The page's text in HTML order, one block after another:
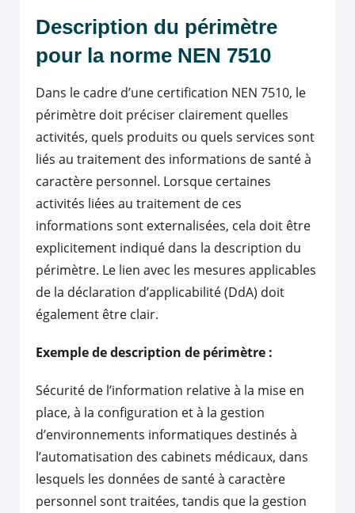
Description du périmètre
pour la norme NEN 7510
Dans le cadre d’une certification NEN 7510, le
périmètre doit préciser clairement quelles
activités, quels produits ou quels services sont
liés au traitement des informations de santé à
caractère personnel. Lorsque certaines
activités liées au traitement de ces
informations sont externalisées, cela doit être
explicitement indiqué dans la description du
périmètre. Le lien avec les mesures applicables
de la déclaration d’applicabilité (DdA) doit
également être clair.
Exemple de description de périmètre :
Sécurité de l’information relative à la mise en
place, à la configuration et à la gestion
d’environnements informatiques destinés à
l’automatisation des cabinets médicaux, dans
lesquels les données de santé à caractère
personnel sont traitées, tandis que la gestion